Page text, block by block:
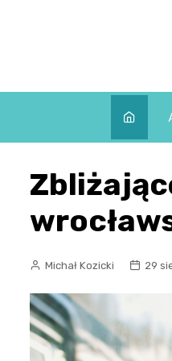
Michał Kozicki 29